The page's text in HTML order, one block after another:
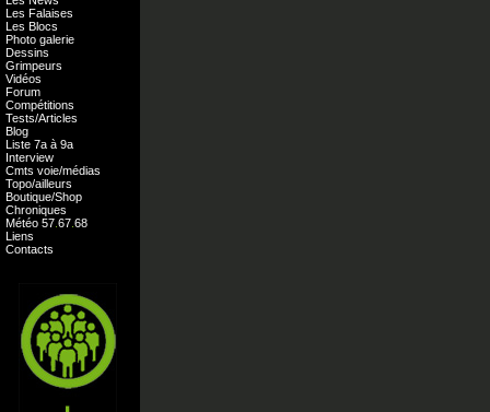
Les Falaises
Les Blocs
Photo galerie
Dessins
Grimpeurs
Vidéos
Forum
Compétitions
Tests/Articles
Blog
Liste 7a à 9a
Interview
Cmts voie/médias
Topo/ailleurs
Boutique/Shop
Chroniques
Météo 57 67 68
Liens
Contacts